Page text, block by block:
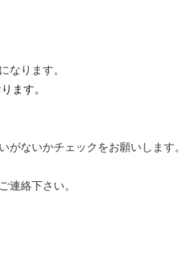
なります。
ます。
がないかチェックをお願いします。
連絡下さい。